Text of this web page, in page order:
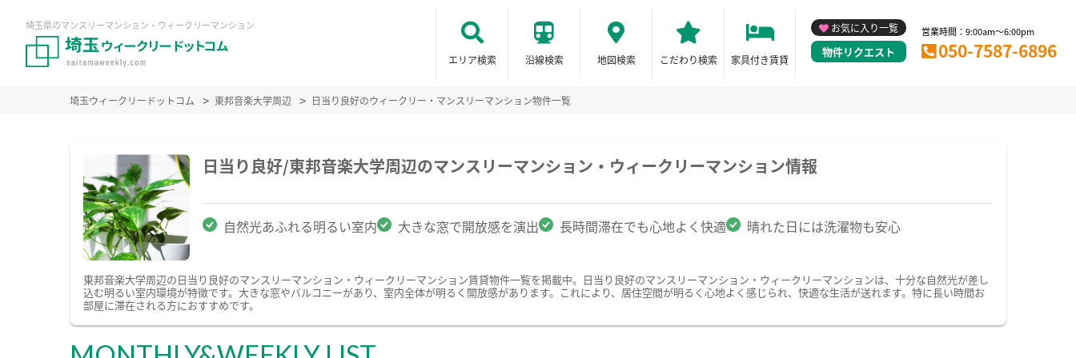
埼玉県のマンスリーマンション・ウィークリーマンション
エリア検索 沿線検索 地図検索 こだわり検索 家具付き賃貸
お気に入り一覧
物件リクエスト
営業時間：9:00am～6:00pm
050-7587-6896
埼玉ウィークリードットコム 東邦音楽大学周辺 日当り良好のウィークリー・マンスリーマンション物件一覧
日当り良好/東邦音楽大学周辺のマンスリーマンション・ウィークリーマンション情報
自然光あふれる明るい室内 大きな窓で開放感を演出 長時間滞在でも心地よく快適 晴れた日には洗濯物も安心
東邦音楽大学周辺の日当り良好のマンスリーマンション・ウィークリーマンション賃貸物件一覧を掲載中。日当り良好のマンスリーマンション・ウィークリーマンションは、十分な自然光が差し
込む明るい室内環境が特徴です。大きな窓やバルコニーがあり、室内全体が明るく開放感があります。これにより、居住空間が明るく心地よく感じられ、快適な生活が送れます。特に長い時間お
部屋に滞在される方におすすめです。